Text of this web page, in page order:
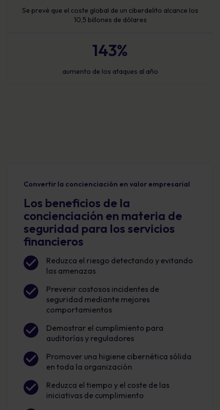
Se prevé que el coste global de un ciberdelito alcance los
10,5 billones de dólares
143%
aumento de los ataques al año
Convertir la concienciación en valor empresarial
Los beneficios de la
concienciación en materia de
seguridad para los servicios
financieros
Reduzca el riesgo detectando y evitando
las amenazas
Prevenir costosos incidentes de
seguridad mediante mejores
comportamientos
Demostrar el cumplimiento para
auditorías y reguladores
Promover una higiene cibernética sólida
en toda la organización
Reduzca el tiempo y el coste de las
iniciativas de cumplimiento